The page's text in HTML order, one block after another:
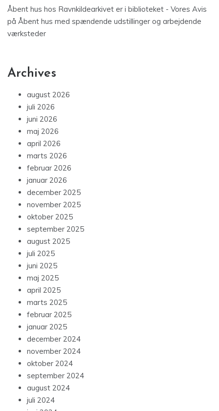
Åbent hus hos Ravnkildearkivet er i biblioteket - Vores Avis
på Åbent hus med spændende udstillinger og arbejdende
værksteder
Archives
august 2026
juli 2026
juni 2026
maj 2026
april 2026
marts 2026
februar 2026
januar 2026
december 2025
november 2025
oktober 2025
september 2025
august 2025
juli 2025
juni 2025
maj 2025
april 2025
marts 2025
februar 2025
januar 2025
december 2024
november 2024
oktober 2024
september 2024
august 2024
juli 2024